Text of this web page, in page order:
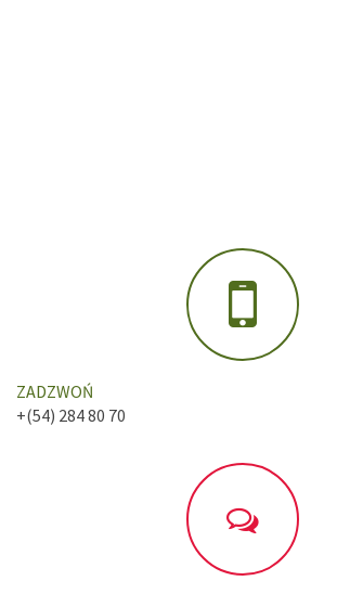
ZADZWOŃ
+(54) 284 80 70